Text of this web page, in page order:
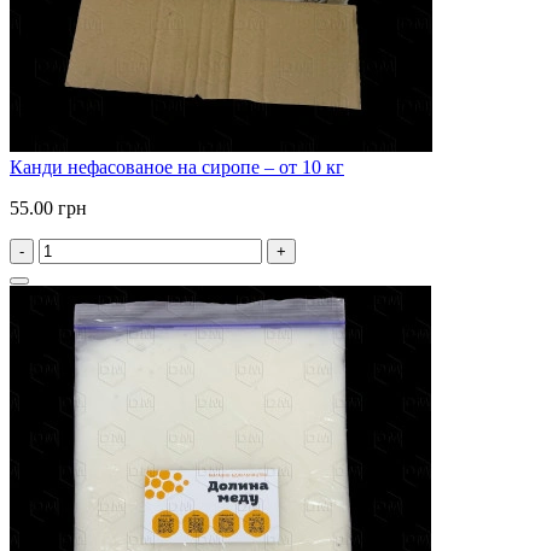
Канди нефасованое на сиропе – от 10 кг
55.00 грн
- +